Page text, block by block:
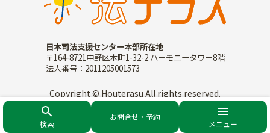
search
検索
お問合せ・予約 menu
メニュー
日本司法支援センター本部所在地
〒164-8721中野区本町1-32-2 ハーモニータワー8階
法人番号：2011205001573
Copyright © Houterasu All rights reserved.